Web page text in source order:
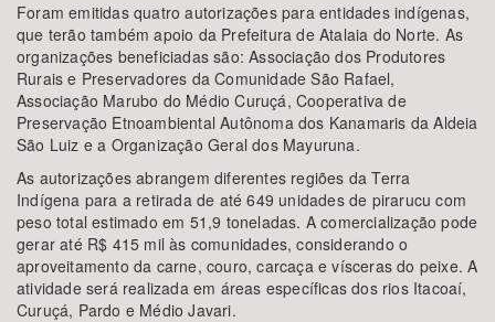
Foram emitidas quatro autorizações para entidades indígenas,
que terão também apoio da Prefeitura de Atalaia do Norte. As
organizações beneficiadas são: Associação dos Produtores
Rurais e Preservadores da Comunidade São Rafael,
Associação Marubo do Médio Curuçá, Cooperativa de
Preservação Etnoambiental Autônoma dos Kanamaris da Aldeia
São Luiz e a Organização Geral dos Mayuruna.
As autorizações abrangem diferentes regiões da Terra
Indígena para a retirada de até 649 unidades de pirarucu com
peso total estimado em 51,9 toneladas. A comercialização pode
gerar até R$ 415 mil às comunidades, considerando o
aproveitamento da carne, couro, carcaça e vísceras do peixe. A
atividade será realizada em áreas específicas dos rios Itacoaí,
Curuçá, Pardo e Médio Javari.